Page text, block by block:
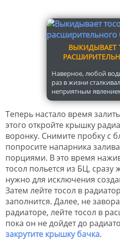
ВЫКИДЫВАЕТ
Наверное, любой
раз в жизни
неприятным
Теперь настало время
этого откройте крышку
воронку. Снимите пробку с
попросите напарника
порциями. В это время
тосол польется из БЦ, сразу
нужно для исключения
Затем лейте тосол в
заполнится. Далее, не
радиаторе, лейте тосол в
пока он не дойдет до
закрутите крышку бачка.